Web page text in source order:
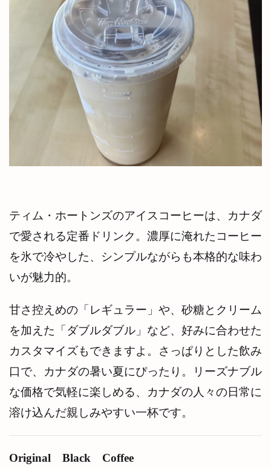
ティム・ホートンズのアイスコーヒーは、カナダ
で愛される定番ドリンク。濃厚に淹れたコーヒー
を氷で冷やした、シンプルながらも本格的な味わ
いが魅力的。
甘さ控えめの「レギュラー」や、砂糖とクリーム
を加えた「ダブルダブル」など、好みに合わせた
カスタマイズもできますよ。さっぱりとした飲み
口で、カナダの暑い夏にぴったり。リーズナブル
な価格で気軽に楽しめる、カナダの人々の日常に
溶け込んだ親しみやすい一杯です。
Original Black Coffee